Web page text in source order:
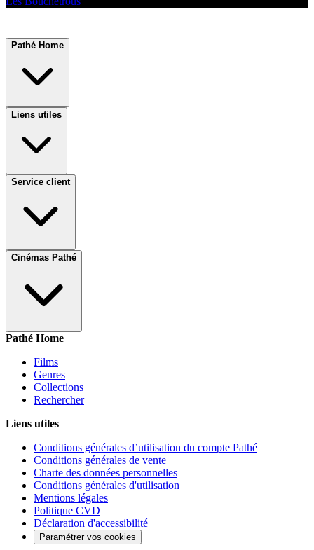
Pathé Home
Liens utiles
Service client
Cinémas Pathé
Pathé Home
Films
Genres
Collections
Rechercher
Liens utiles
Conditions générales d’utilisation du compte Pathé
Conditions générales de vente
Charte des données personnelles
Conditions générales d'utilisation
Mentions légales
Politique CVD
Déclaration d'accessibilité
Paramétrer vos cookies